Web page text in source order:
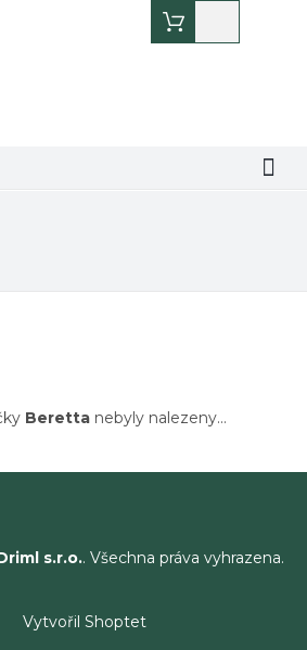
košík
Beretta nebyly nalezeny...
s.r.o.. Všechna práva vyhrazena.
Vytvořil Shoptet